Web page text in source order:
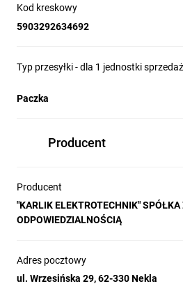
Kod kreskowy
5903292634692
Typ przesyłki - dla 1 jednostki
Paczka
Producent
Producent
"KARLIK ELEKTROTECHNIK"
ODPOWIEDZIALNOŚCIĄ
Adres pocztowy
ul. Wrzesińska 29, 62-330 Nekla